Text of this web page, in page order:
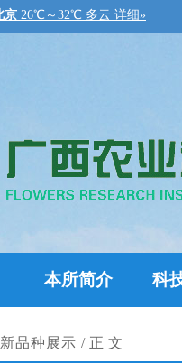
本所简介 科
新品种展示 /正文